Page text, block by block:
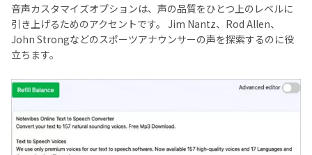
音声カスタマイズオプションは、声の品質をひとつ上のレベルに
引き上げるためのアクセントです。 Jim Nantz、Rod Allen、
John Strongなどのスポーツアナウンサーの声を探索するのに役
立ちます。